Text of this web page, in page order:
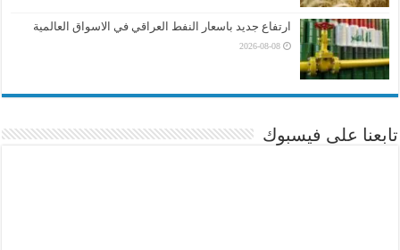
ارتفاع جديد باسعار النفط العراقي في الاسواق العالمية
2026-08-08
تابعنا على فيسبوك